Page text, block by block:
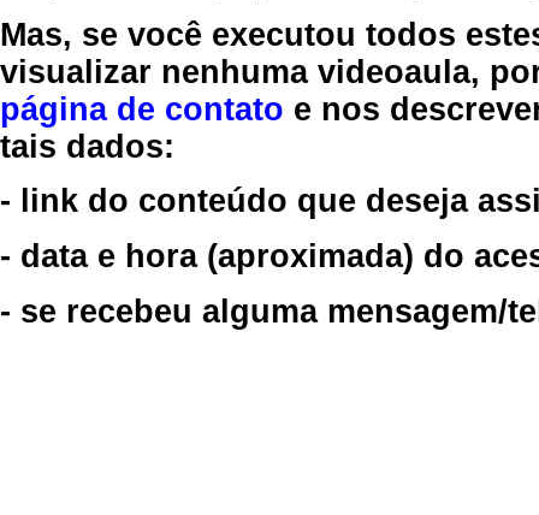
Mas, se você executou todos
visualizar nenhuma videoaula,
página de contato e nos
tais dados:
- link do conteúdo que deseja
- data e hora (aproximada) do
- se recebeu alguma mensagem/